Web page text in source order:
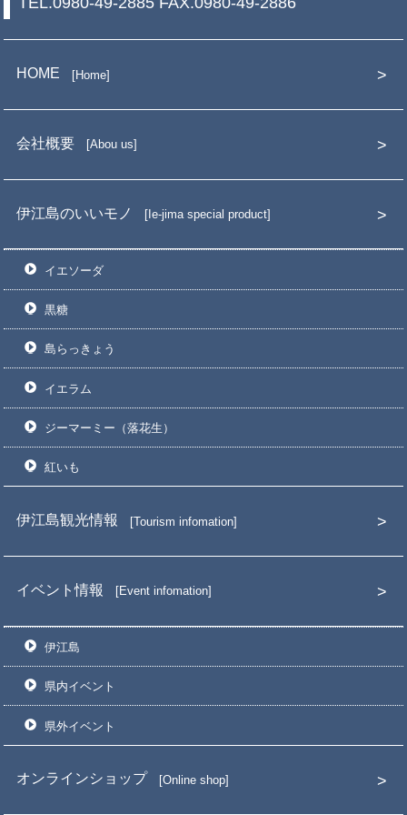
HOME Home
会社概要 Abou us
伊江島のいいモノ Ie-jima special product
イエソーダ
黒糖
島らっきょう
イエラム
ジーマーミー（落花生）
紅いも
伊江島観光情報 Tourism infomation
イベント情報 Event infomation
伊江島
県内イベント
県外イベント
オンラインショップ Online shop